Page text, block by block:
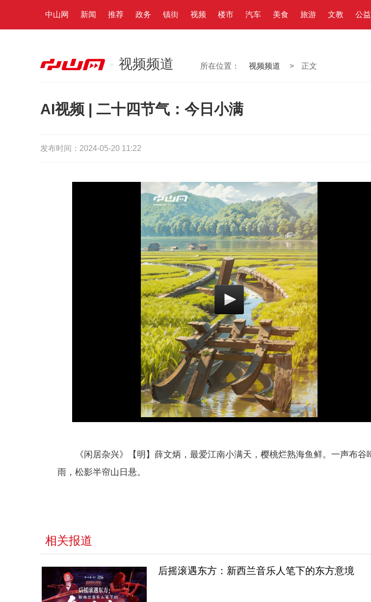
中山网 新闻 推荐 政务 镇街 视频 楼市 汽车 美食 旅游 文教 公益
视频频道 所在位置： 视频频道 > 正文
AI视频 | 二十四节气：今日小满
发布时间：2024-05-20 11:22
《闲居杂兴》【明】薛文炳，最爱江南小满天，樱桃烂熟海鱼鲜。一声布谷
雨，松影半帘山日悬。
相关报道
后摇滚遇东方：新西兰音乐人笔下的东方意境